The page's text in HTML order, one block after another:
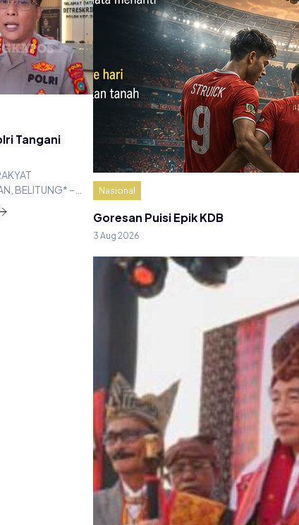
Tangani
BELITUNG* –…
Nasional
Goresan Puisi Epik KDB
3 Aug 2026